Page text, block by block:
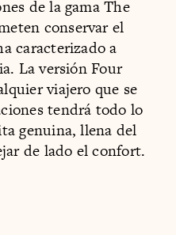
de la gama The
conservar el
caracterizado a
La versión Four
viajero que se
tendrá todo lo
genuina, llena del
de lado el confort.